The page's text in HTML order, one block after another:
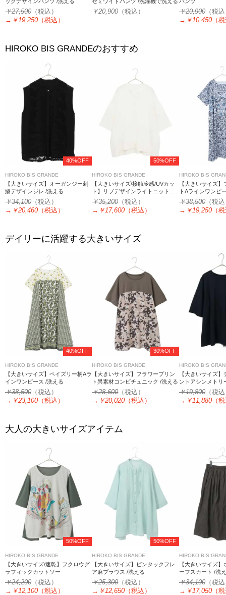
￥27,500 （税込）
→ ￥19,250 （税込）
￥20,900 （税込） ￥20,900（税
→ ￥10,450（
HIROKO BIS GRANDEのおすすめ
40%OFF
HIROKO BIS GRANDE
【大きいサイズ】オーガンジー刺
繍デザインジレ /洗える
￥34,100 （税込）
→ ￥20,460 （税込）
50%OFF
HIROKO BIS GRANDE
【大きいサイズ/接触冷感/UVカッ
ト】リブデザインライトニットカ
ーディガン
￥35,200（税込）
→ ￥17,600 （税込）
HIROKO BIS
【大きいサイズ
トAラインワンピ
える
￥38,500（税
→ ￥19,250（
デイリーに活躍する大きいサイズ
40%OFF
HIROKO BIS GRANDE
【大きいサイズ】ペイズリー柄Aラ
インワンピース /洗える
￥38,500 （税込）
→ ￥23,100 （税込）
30%OFF
HIROKO BIS GRANDE
【大きいサイズ】フラワープリン
ト異素材コンビチュニック /洗える
￥28,600（税込）
→ ￥20,020 （税込）
HIROKO BIS
【大きいサイズ
ントアシンメトリ
ー /洗える
￥19,800（税
→ ￥11,880（
大人の大きいサイズアイテム
50%OFF
HIROKO BIS GRANDE
【大きいサイズ/速乾】フクロウグ
ラフィックカットソー
￥24,200 （税込）
→ ￥12,100 （税込）
50%OFF
HIROKO BIS GRANDE
【大きいサイズ】ピンタックフレ
ア麻ブラウス /洗える
￥25,300（税込）
→ ￥12,650 （税込）
HIROKO BIS
【大きいサイズ
ーフスカート /洗
￥34,100（税
→ ￥17,050（